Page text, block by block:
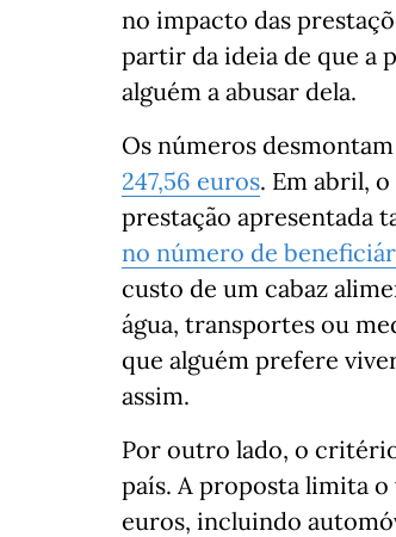
no impacto das
partir da ideia de que a
alguém a abusar dela.
Os números
247,56 euros. Em abril, o
prestação apresentada
no número de
custo de um cabaz
água, transportes ou
que alguém prefere
assim.
Por outro lado, o
país. A proposta limita o
euros, incluindo